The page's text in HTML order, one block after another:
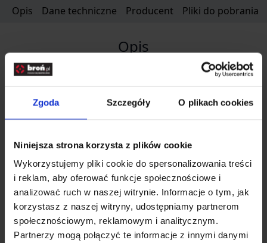
Zgoda Szczegóły O plikach cookies
Niniejsza strona korzysta z plików cookie
Wykorzystujemy pliki cookie do spersonalizowania treści
i reklam, aby oferować funkcje społecznościowe i
analizować ruch w naszej witrynie. Informacje o tym, jak
korzystasz z naszej witryny, udostępniamy partnerom
społecznościowym, reklamowym i analitycznym.
Partnerzy mogą połączyć te informacje z innymi danymi
Opis Dane techniczne Producent Pliki do pobrania
Opis
panele velcro dla łatwej personalizacji. Czapka
współpracuje z ochronnikami słuchu oraz innym
Rozwiń opis
Dane techniczne